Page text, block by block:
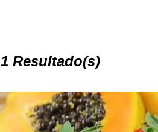
1 Resultado(s)